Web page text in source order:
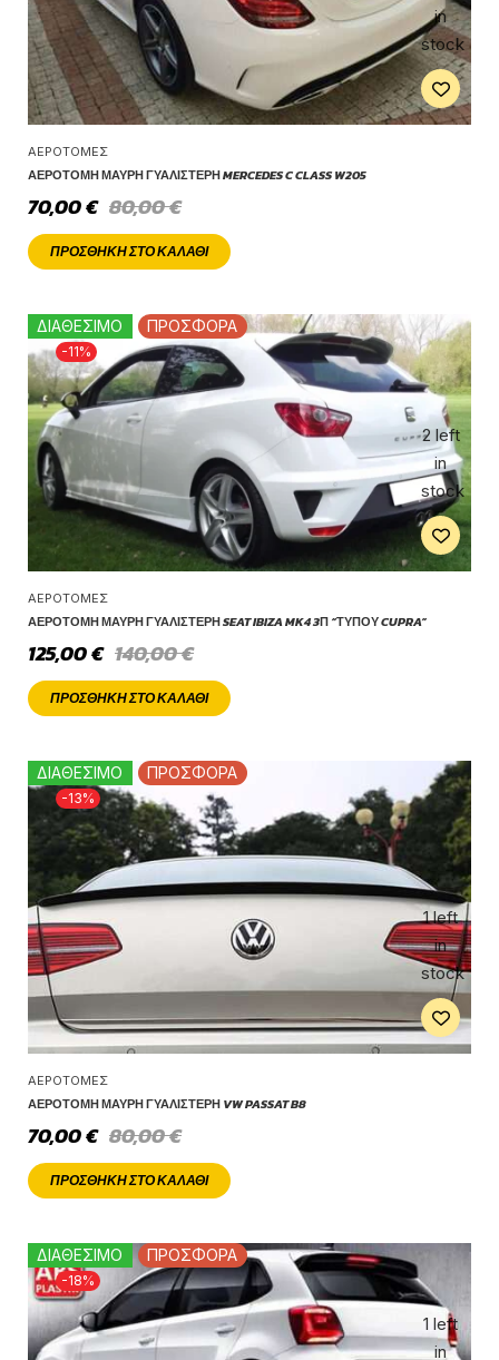
in
stock
ΑΕΡΟΤΟΜΈΣ
ΑΕΡΟΤΟΜΉ ΜΑΎΡΗ ΓΥΑΛΙΣΤΕΡΉ MERCEDES C CLASS W205
80,00€
70,00€
ΠΡΟΣΘΉΚΗ ΣΤΟ ΚΑΛΆΘΙ
-11%
ΔΙΑΘΕΣΙΜΟ ΠΡΟΣΦΟΡΑ
2 left
in
stock
ΑΕΡΟΤΟΜΈΣ
ΑΕΡΟΤΟΜΉ ΜΑΎΡΗ ΓΥΑΛΙΣΤΕΡΉ SEAT IBIZA MK4 3Π “ΤΎΠΟΥ CUPRA”
140,00€
125,00€
ΠΡΟΣΘΉΚΗ ΣΤΟ ΚΑΛΆΘΙ
-13%
ΔΙΑΘΕΣΙΜΟ ΠΡΟΣΦΟΡΑ
1 left
in
stock
ΑΕΡΟΤΟΜΈΣ
ΑΕΡΟΤΟΜΉ ΜΑΎΡΗ ΓΥΑΛΙΣΤΕΡΉ VW PASSAT B8
80,00€
70,00€
ΠΡΟΣΘΉΚΗ ΣΤΟ ΚΑΛΆΘΙ
-18%
ΔΙΑΘΕΣΙΜΟ ΠΡΟΣΦΟΡΑ
1 left
in